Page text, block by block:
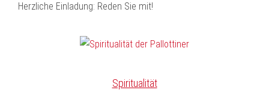
Herzliche Einladung: Reden Sie mit!
Spiritualität